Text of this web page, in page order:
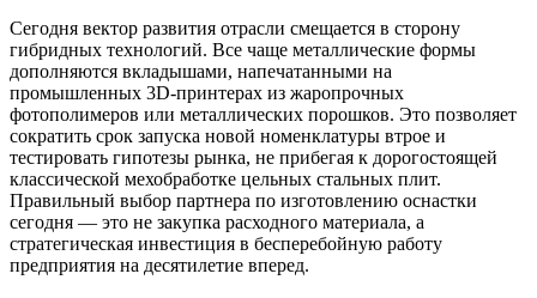
Сегодня вектор развития отрасли смещается в сторону
гибридных технологий. Все чаще металлические формы
дополняются вкладышами, напечатанными на
промышленных 3D-принтерах из жаропрочных
фотополимеров или металлических порошков. Это позволяет
сократить срок запуска новой номенклатуры втрое и
тестировать гипотезы рынка, не прибегая к дорогостоящей
классической мехобработке цельных стальных плит.
Правильный выбор партнера по изготовлению оснастки
сегодня — это не закупка расходного материала, а
стратегическая инвестиция в бесперебойную работу
предприятия на десятилетие вперед.